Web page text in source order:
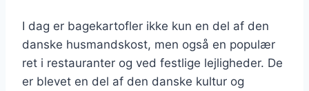
I dag er bagekartofler ikke kun en del af den
danske husmandskost, men også en populær
ret i restauranter og ved festlige lejligheder. De
er blevet en del af den danske kultur og